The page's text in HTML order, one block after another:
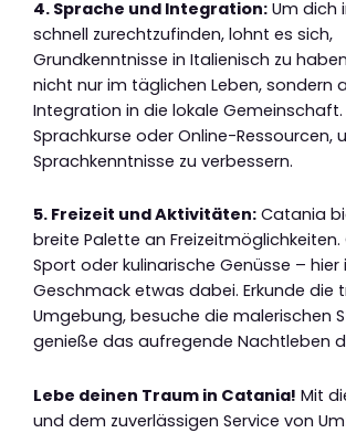
4. Sprache und Integration: Um dich
schnell zurechtzufinden, lohnt es sich,
Grundkenntnisse in Italienisch zu
nicht nur im täglichen Leben, sondern
Integration in die lokale Gemeinschaft.
Sprachkurse oder Online-Ressourcen,
Sprachkenntnisse zu verbessern.
5. Freizeit und Aktivitäten: Catania
breite Palette an Freizeitmöglichkeiten.
Sport oder kulinarische Genüsse – hier
Geschmack etwas dabei. Erkunde die
Umgebung, besuche die malerischen
genieße das aufregende Nachtleben
Lebe deinen Traum in Catania! Mit
und dem zuverlässigen Service von